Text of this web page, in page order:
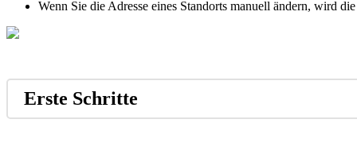
Wenn Sie die Adresse eines Standorts manuell ändern, wird
Erste Schritte